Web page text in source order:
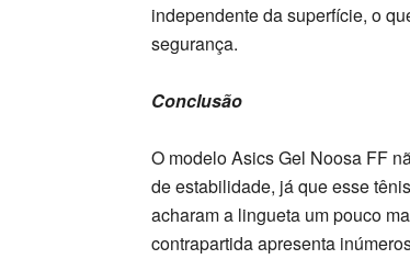
independente da superfície, o
segurança.
Conclusão
O modelo Asics Gel Noosa FF
de estabilidade, já que esse
acharam a lingueta um pouco
contrapartida apresenta